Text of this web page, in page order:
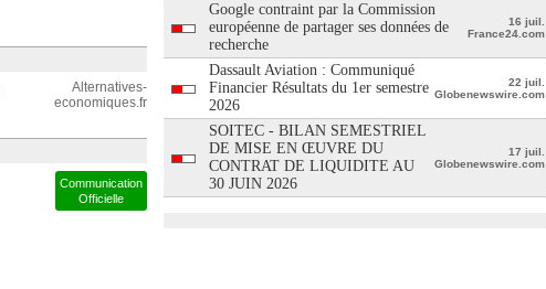
Alternatives-
economiques.fr
Communication
Officielle
Google contraint par la Commission
européenne de partager ses données de
recherche
16 juil.
France24.com
Dassault Aviation : Communiqué
Financier Résultats du 1er semestre
2026
22 juil.
Globenewswire.com
SOITEC - BILAN SEMESTRIEL
DE MISE EN ŒUVRE DU
CONTRAT DE LIQUIDITE AU
30 JUIN 2026
17 juil.
Globenewswire.com